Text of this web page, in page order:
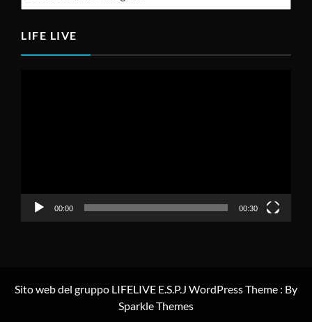
LIFE LIVE
00:00 00:30
Sito web del gruppo LIFELIVE E.S.P.J WordPress Theme : By
Sparkle Themes